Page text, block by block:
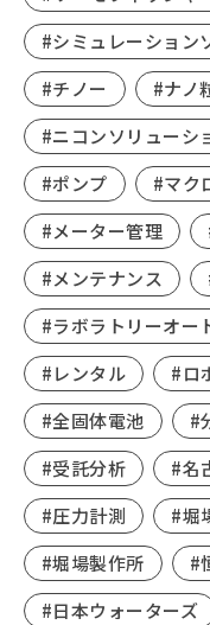
#シミュレーション
#チノー
#ナノ
#ニコンソリューシ
#ポンプ
#マク
#メーター管理
#メンテナンス
#ラボラトリーオー
#レンタル
#ロ
#全固体電池
#
#受託分析
#名
#圧力計測
#堀
#堀場製作所
#
#日本ウォーターズ